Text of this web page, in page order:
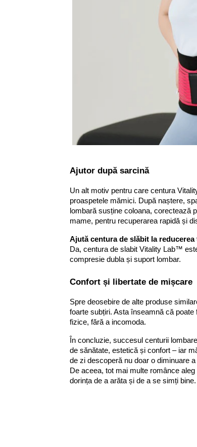
Ajutor după sarcină
Un alt motiv pentru care centura
proaspetele mămici. După naștere,
lombară susține coloana, corectează
mame, pentru recuperarea rapidă și
Ajută centura de slăbit la reducerea
Da, centura de slabit Vitality Lab™
compresie dubla și suport lombar.
Confort și libertate de mișcare
Spre deosebire de alte produse
foarte subțiri. Asta înseamnă că
fizice, fără a incomoda.
În concluzie, succesul centurii
de sănătate, estetică și confort – iar
de zi descoperă nu doar o diminuare
De aceea, tot mai multe românce
dorința de a arăta și de a se simți bine.